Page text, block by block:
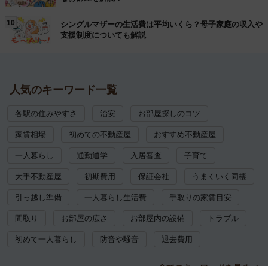
10
シングルマザーの生活費は平均いくら？母子家庭の収入や
支援制度についても解説
人気のキーワード一覧
各駅の住みやすさ 治安 お部屋探しのコツ
家賃相場 初めての不動産屋 おすすめ不動産屋
一人暮らし 通勤通学 入居審査 子育て
大手不動産屋 初期費用 保証会社 うまくいく同棲
引っ越し準備 一人暮らし生活費 手取りの家賃目安
間取り お部屋の広さ お部屋内の設備 トラブル
初めて一人暮らし 防音や騒音 退去費用